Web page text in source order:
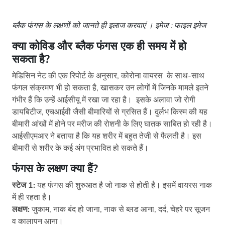
ब्लैक फंगस के लक्षणों को जानते ही इलाज करवाएं । इमेज : फाइल इमेज
क्या कोविड और ब्लैक फंगस एक ही समय में हो
सकता है?
मेडिसिन नेट की एक रिपोर्ट के अनुसार, कोरोना वायरस के साथ-साथ
फंगल संक्रमण भी हो सकता है, खासकर उन लोगों में जिनके मामले इतने
गंभीर हैं कि उन्हें आईसीयू में रखा जा रहा है। इसके अलावा जो रोगी
डायबिटीज, एचआईवी जैसी बीमारियों से ग्रसित हैं। दुर्लभ किस्म की यह
बीमारी आंखों में होने पर मरीज की रोशनी के लिए घातक साबित हो रही है।
आईसीएमआर ने बताया है कि यह शरीर में बहुत तेजी से फैलती है। इस
बीमारी से शरीर के कई अंग प्रभावित हो सकते हैं।
फंगस के लक्षण क्या हैं?
स्टेज 1: यह फंगस की शुरुआत है जो नाक से होती है। इसमें वायरस नाक
में ही रहता है।
लक्षण: जुकाम, नाक बंद हो जाना, नाक से ब्लड आना, दर्द, चेहरे पर सूजन
व कालापन आना।